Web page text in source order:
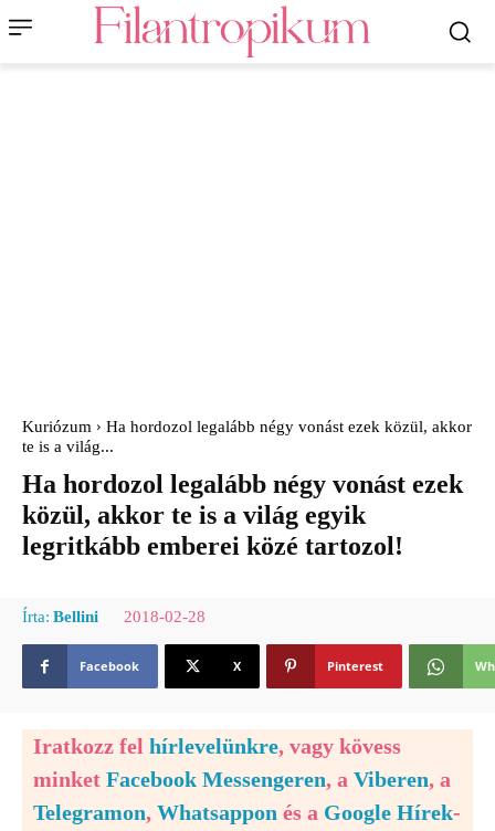
Kuriózum
Ha hordozol legalább négy vonást ezek közül, akkor
te is a világ...
Ha hordozol legalább négy vonást ezek
közül, akkor te is a világ egyik
legritkább emberei közé tartozol!
Írta: Bellini 2018-02-28
Facebook X Pinterest
Iratkozz fel hírlevelünkre, vagy kövess
minket Facebook Messengeren, a Viberen, a
Telegramon, Whatsappon és a Google Hírek-